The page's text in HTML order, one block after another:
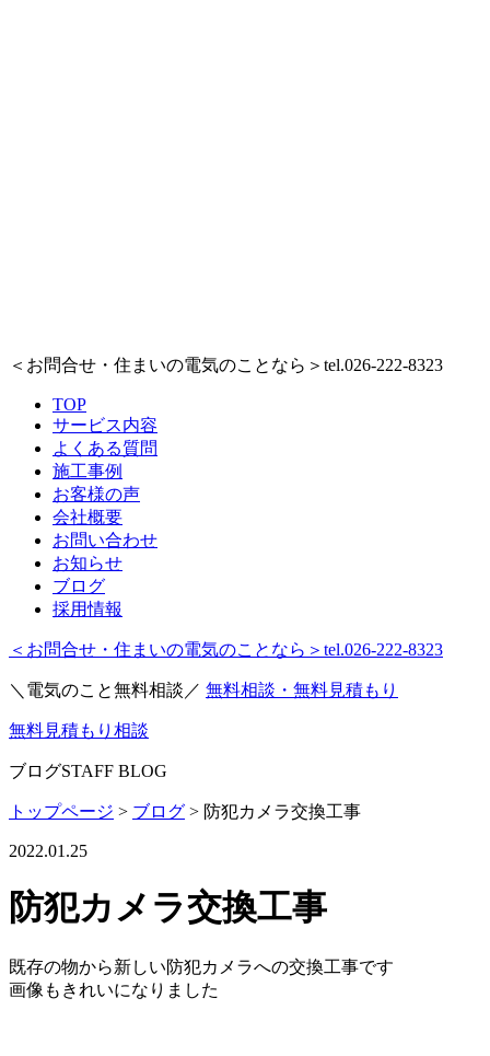
＜お問合せ・住まいの電気のことなら＞ tel.026-222-8323
TOP
サービス内容
よくある質問
施工事例
お客様の声
会社概要
お問い合わせ
お知らせ
ブログ
採用情報
＜お問合せ・住まいの電気のことなら＞ tel.026-222-8323
＼電気のこと無料相談／ 無料相談・無料見積もり
無料見積もり相談
ブログSTAFF BLOG
トップページ > ブログ > 防犯カメラ交換工事
2022.01.25
防犯カメラ交換工事
既存の物から新しい防犯カメラへの交換工事です
画像もきれいになりました